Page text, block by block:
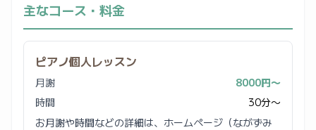
主なコース・料金
ピアノ個人レッスン
月謝
8000円〜
時間
30分〜
お月謝や時間などの詳細は、ホームページ（ながずみ